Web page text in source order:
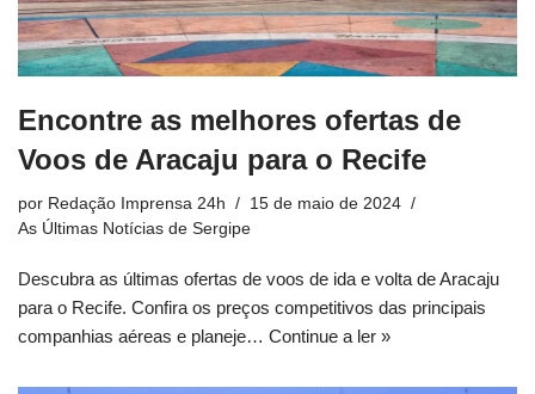
Encontre as melhores ofertas de
Voos de Aracaju para o Recife
por Redação Imprensa 24h
15 de maio de 2024
As Últimas Notícias de Sergipe
Descubra as últimas ofertas de voos de ida e volta de Aracaju
para o Recife. Confira os preços competitivos das principais
companhias aéreas e planeje… Continue a ler »